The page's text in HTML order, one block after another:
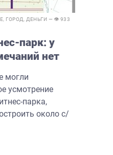
ГОРОД ДЕНЬГИ — 👁 933
парк: у
нет
могли
усмотрение
парка,
около с/